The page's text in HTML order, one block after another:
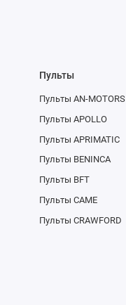
Пульты
Пульты AN-MOTORS
Пульты APOLLO
Пульты APRIMATIC
Пульты BENINCA
Пульты BFT
Пульты CAME
Пульты CRAWFORD